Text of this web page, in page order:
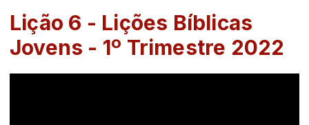
Lição 6 - Lições Bíblicas
Jovens - 1º Trimestre 2022